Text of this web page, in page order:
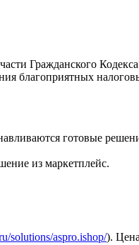
Гражданского
благоприятных
готовые
из маркетплейс.
solutions/aspro.ishop/).